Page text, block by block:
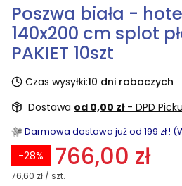
Poszwa biała -
140x200 cm splot
PAKIET 10szt
Czas wysyłki:10 dni roboczych
Dostawa od 0,00 zł - DPD
Darmowa dostawa już od 199 zł !
766,00 zł
76,60 zł / szt.
-28%